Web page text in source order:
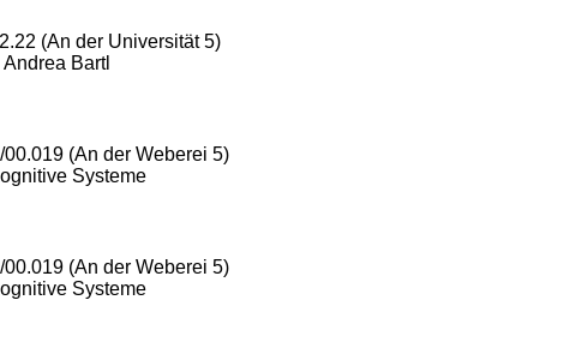
(An der Universität 5)
Andrea Bartl
(An der Weberei 5)
Systeme
(An der Weberei 5)
Systeme